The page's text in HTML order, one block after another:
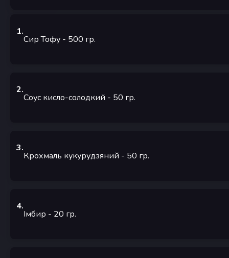
1.
Сир Тофу - 500 гр.
2.
Соус кисло-солодкий - 50 гр.
3.
Крохмаль кукурудзяний - 50 гр.
4.
Імбир - 20 гр.